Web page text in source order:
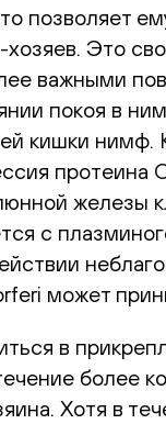
позволяет
Это
важными
покоя в
кишки
железы
с
может
в
Хотя в